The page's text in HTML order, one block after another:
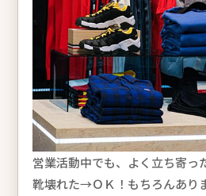
営業活動中でも、よく立ち寄っ
靴壊れた→ＯＫ！もちろんあり